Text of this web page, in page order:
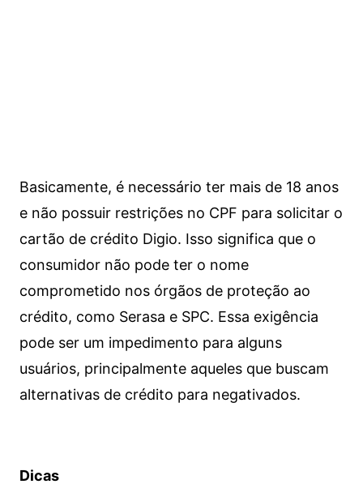
Basicamente, é necessário ter mais de 18 anos
e não possuir restrições no CPF para solicitar o
cartão de crédito Digio. Isso significa que o
consumidor não pode ter o nome
comprometido nos órgãos de proteção ao
crédito, como Serasa e SPC. Essa exigência
pode ser um impedimento para alguns
usuários, principalmente aqueles que buscam
alternativas de crédito para negativados.
Dicas